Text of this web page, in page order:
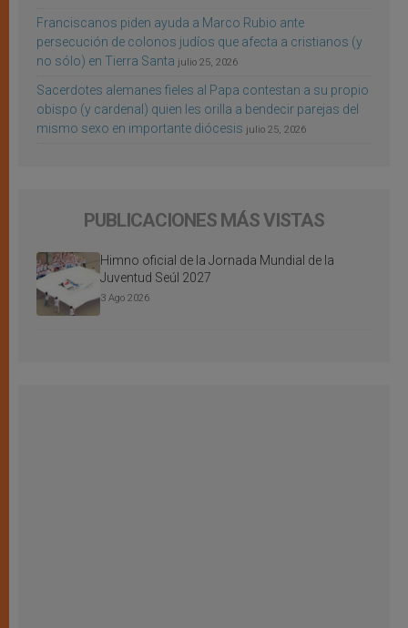
Franciscanos piden ayuda a Marco Rubio ante
persecución de colonos judíos que afecta a cristianos (y
no sólo) en Tierra Santa julio 25, 2026
Sacerdotes alemanes fieles al Papa contestan a su propio
obispo (y cardenal) quien les orilla a bendecir parejas del
mismo sexo en importante diócesis julio 25, 2026
PUBLICACIONES MÁS VISTAS
Himno oficial de la Jornada Mundial de la
Juventud Seúl 2027
3 Ago 2026